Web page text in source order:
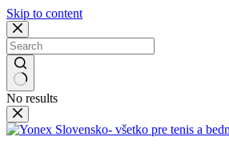
Skip to content
No results